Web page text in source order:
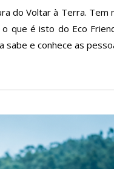
do Voltar à Terra. Tem
que é isto do Eco
sabe e conhece as